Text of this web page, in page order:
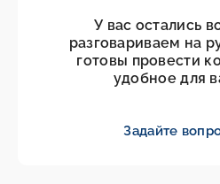
У вас остались
разговариваем на
готовы провести
удобное для
Задайте